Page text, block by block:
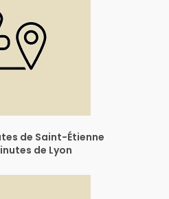
de Saint-Étienne
de Lyon